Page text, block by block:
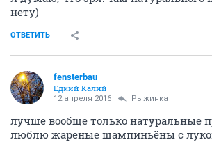
нету)
ОТВЕТИТЬ
fensterbau
Едкий Калий
12 апреля 2016 Рыжинка
лучше вообще только натуральные
люблю жареные шампиньёны с